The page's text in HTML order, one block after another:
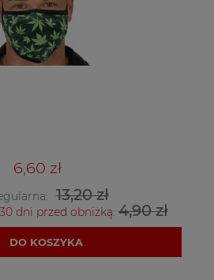
6,60 zł
13,20 zł
dni przed obniżką:4,90 zł
DO KOSZYKA